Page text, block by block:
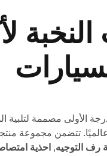
الأولى مصممة لتلبية
تتضمن مجموعة
رف التوجيه, احذية